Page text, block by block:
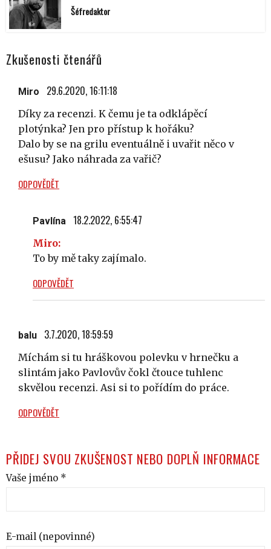
Šéfredaktor
Zkušenosti čtenářů
Miro 29.6.2020, 16:11:18
Díky za recenzi. K čemu je ta odklápěcí
plotýnka? Jen pro přístup k hořáku?
Dalo by se na grilu eventuálně i uvařit něco v
ešusu? Jako náhrada za vařič?
ODPOVĚDĚT
Pavlína 18.2.2022, 6:55:47
Miro:
To by mě taky zajímalo.
ODPOVĚDĚT
balu 3.7.2020, 18:59:59
Míchám si tu hráškovou polevku v hrnečku a
slintám jako Pavlovův čokl čtouce tuhlenc
skvělou recenzi. Asi si to pořídím do práce.
ODPOVĚDĚT
PŘIDEJ SVOU ZKUŠENOST NEBO DOPLŇ INFORMACE
Vaše jméno *
E-mail (nepovinné)